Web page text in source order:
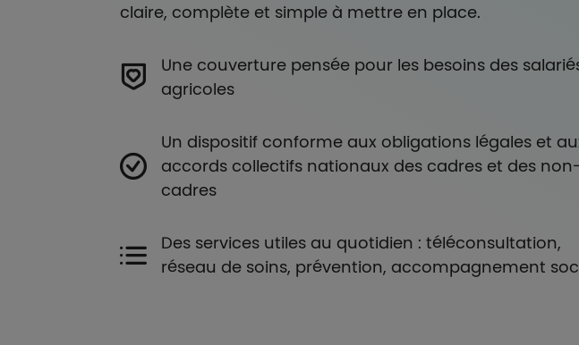
claire, complète et simple à mettre en place.
Une couverture pensée pour les besoins des
agricoles
Un dispositif conforme aux obligations légales et
accords collectifs nationaux des cadres et des
cadres
Des services utiles au quotidien : téléconsultation,
réseau de soins, prévention, accompagnement